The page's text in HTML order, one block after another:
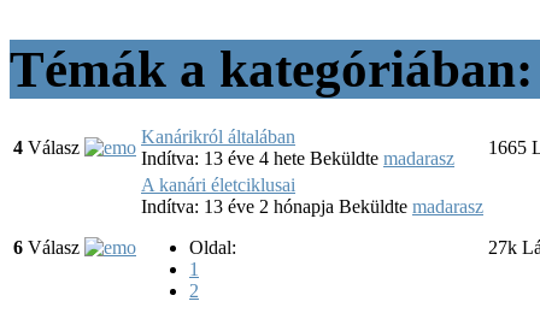
Témák a
4 Válasz
Kanárikról általában
Indítva: 13 éve 4 hete Beküldte madarasz
1665
6 Válasz
A kanári életciklusai
Indítva: 13 éve 2 hónapja Beküldte madarasz
Oldal:
1
2
27k